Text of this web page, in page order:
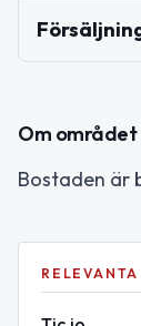
Om området
Bostaden är